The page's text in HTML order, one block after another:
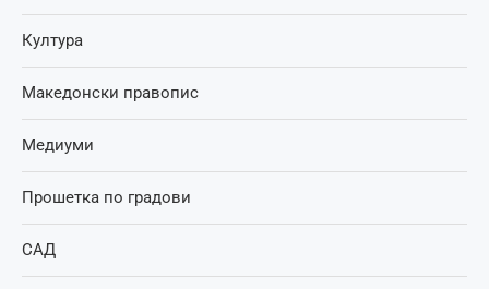
Култура
Македонски правопис
Медиуми
Прошетка по градови
САД